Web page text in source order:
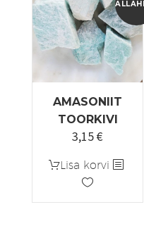
teha
tootelehel.
AMASONIIT
TOORKIVI
Algne
oli:
4,50 €.
3,15€
on:
Lisa korvi